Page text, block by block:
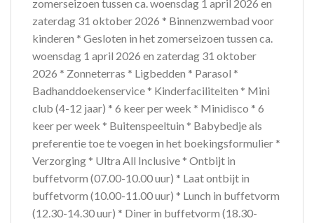
zomerseizoen tussen ca. woensdag 1 april 2026 en
zaterdag 31 oktober 2026 * Binnenzwembad voor
kinderen * Gesloten in het zomerseizoen tussen ca.
woensdag 1 april 2026 en zaterdag 31 oktober
2026 * Zonneterras * Ligbedden * Parasol *
Badhanddoekenservice * Kinderfaciliteiten * Mini
club (4-12 jaar) * 6 keer per week * Minidisco * 6
keer per week * Buitenspeeltuin * Babybedje als
preferentie toe te voegen in het boekingsformulier *
Verzorging * Ultra All Inclusive * Ontbijt in
buffetvorm (07.00-10.00 uur) * Laat ontbijt in
buffetvorm (10.00-11.00 uur) * Lunch in buffetvorm
(12.30-14.30 uur) * Diner in buffetvorm (18.30-